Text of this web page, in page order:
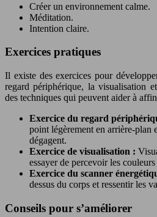
Créer un environnement calme.
Méditation.
Intention claire.
Exercices pratiques
Il existe des exercices pour
regard périphérique, la visualisation
des techniques qui peuvent aider à
Exercice du regard
point légèrement en arrière-plan
dégagent.
Exercice de visualisation :
essayer de percevoir les
Exercice du scanner
dessus du corps et ressentir les
Conseils pour s’améliorer